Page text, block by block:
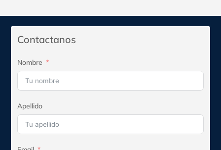
Contactanos
Nombre
Apellido